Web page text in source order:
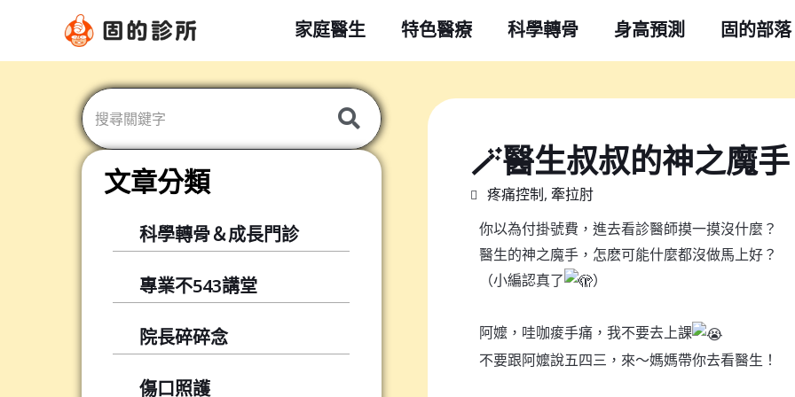
主
家庭醫生 特色醫療 科學轉骨 身高預測 固的部落
文章分類
科學轉骨＆成長門診
專業不543講堂
院長碎碎念
傷口照護
🪄醫生叔叔的神之魔手
疼痛控制, 牽拉肘
你以為付掛號費，進去看診醫師摸一摸沒什麼？
醫生的神之魔手，怎麽可能什麼都沒做馬上好？
（小編認真了
）
阿嬤，哇咖痠手痛，我不要去上課
不要跟阿嬤說五四三，來～媽媽帶你去看醫生！